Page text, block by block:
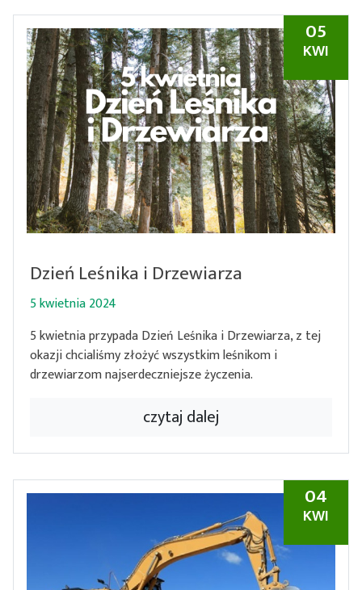
05
KWI
Dzień Leśnika i Drzewiarza
5 kwietnia 2024
5 kwietnia przypada Dzień Leśnika i Drzewiarza, z tej
okazji chcialiśmy złożyć wszystkim leśnikom i
drzewiarzom najserdeczniejsze życzenia.
czytaj dalej
04
KWI